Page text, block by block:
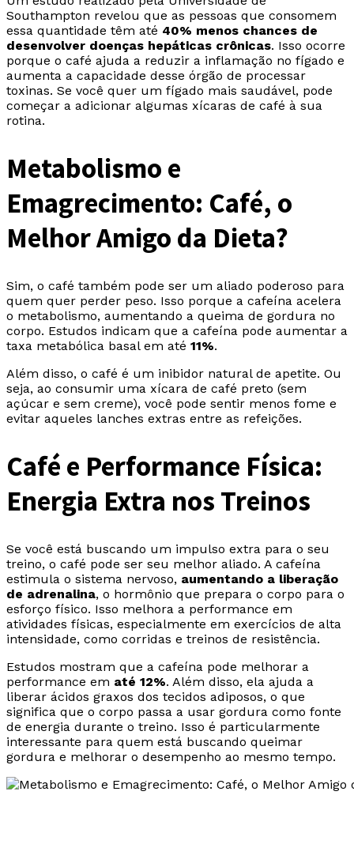
Southampton revelou que as pessoas que consomem
essa quantidade têm até 40% menos chances de
desenvolver doenças hepáticas crônicas. Isso ocorre
porque o café ajuda a reduzir a inflamação no fígado e
aumenta a capacidade desse órgão de processar
toxinas. Se você quer um fígado mais saudável, pode
começar a adicionar algumas xícaras de café à sua
rotina.
Metabolismo e
Emagrecimento: Café, o
Melhor Amigo da Dieta?
Sim, o café também pode ser um aliado poderoso para
quem quer perder peso. Isso porque a cafeína acelera
o metabolismo, aumentando a queima de gordura no
corpo. Estudos indicam que a cafeína pode aumentar a
taxa metabólica basal em até 11%.
Além disso, o café é um inibidor natural de apetite. Ou
seja, ao consumir uma xícara de café preto (sem
açúcar e sem creme), você pode sentir menos fome e
evitar aqueles lanches extras entre as refeições.
Café e Performance Física:
Energia Extra nos Treinos
Se você está buscando um impulso extra para o seu
treino, o café pode ser seu melhor aliado. A cafeína
estimula o sistema nervoso, aumentando a liberação
de adrenalina, o hormônio que prepara o corpo para o
esforço físico. Isso melhora a performance em
atividades físicas, especialmente em exercícios de alta
intensidade, como corridas e treinos de resistência.
Estudos mostram que a cafeína pode melhorar a
performance em até 12%. Além disso, ela ajuda a
liberar ácidos graxos dos tecidos adiposos, o que
significa que o corpo passa a usar gordura como fonte
de energia durante o treino. Isso é particularmente
interessante para quem está buscando queimar
gordura e melhorar o desempenho ao mesmo tempo.